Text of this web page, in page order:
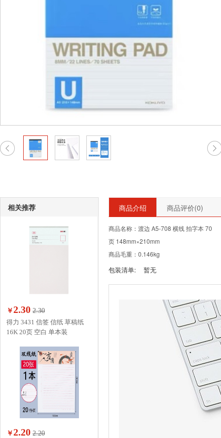
相关推荐
￥2.30 2.30
得力 3431 信签 信纸 草稿纸
16K 20页 空白 单本装
￥2.20 2.20
商品介绍 商品评价(0)
商品名称：渡边 A5-708 横线 拍字本 70
页 148mm×210mm
商品毛重：0.146kg
包装清单: 暂无